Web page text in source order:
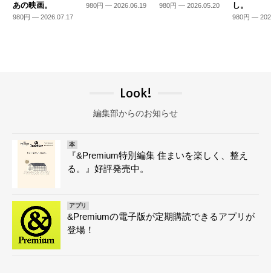
あの映画。
980円 — 2026.07.17
980円 — 2026.06.19 980円 — 2026.05.20
し。
980円 —
Look!
編集部からのお知らせ
本
『&Premium特別編集 住まいを楽しく、整え
る。』好評発売中。
アプリ
&Premiumの電子版が定期購読できるアプリが
登場！